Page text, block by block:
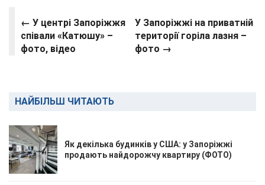
← У центрі Запоріжжя
співали «Катюшу» –
фото, відео
У Запоріжжі на приватній
території горіла лазня –
фото →
НАЙБІЛЬШ ЧИТАЮТЬ
Як декілька будинків у США: у Запоріжжі
продають найдорожчу квартиру (ФОТО)